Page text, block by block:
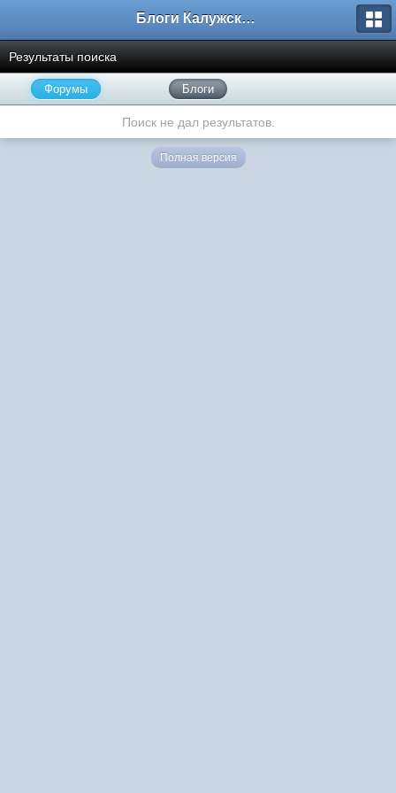
Блоги Калужского перекрестка
Результаты поиска
Форумы Блоги
Поиск не дал результатов.
Полная версия